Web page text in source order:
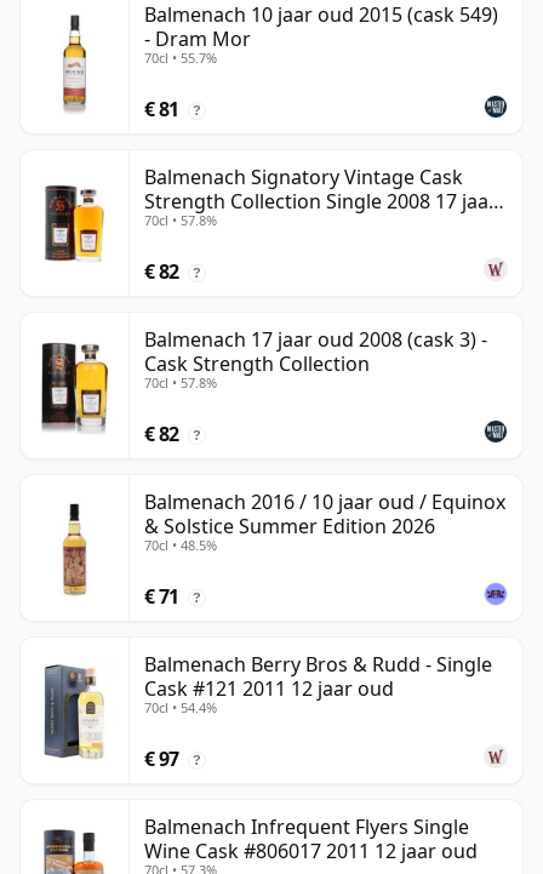
Balmenach 10 jaar oud 2015 (cask 549)
- Dram Mor
70cl • 55.7%
€ 81 ?
Balmenach Signatory Vintage Cask
Strength Collection Single 2008 17 jaar
oud
70cl • 57.8%
€ 82 ?
Balmenach 17 jaar oud 2008 (cask 3) -
Cask Strength Collection
70cl • 57.8%
€ 82 ?
Balmenach 2016 / 10 jaar oud / Equinox
& Solstice Summer Edition 2026
70cl • 48.5%
€ 71 ?
Balmenach Berry Bros & Rudd - Single
Cask #121 2011 12 jaar oud
70cl • 54.4%
€ 97 ?
Balmenach Infrequent Flyers Single
Wine Cask #806017 2011 12 jaar oud
70cl • 57.3%